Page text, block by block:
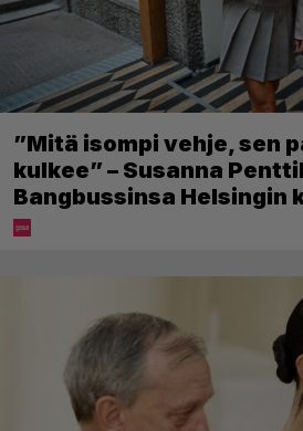
”Mitä isompi vehje, sen
kulkee” – Susanna
Bangbussinsa Helsingin